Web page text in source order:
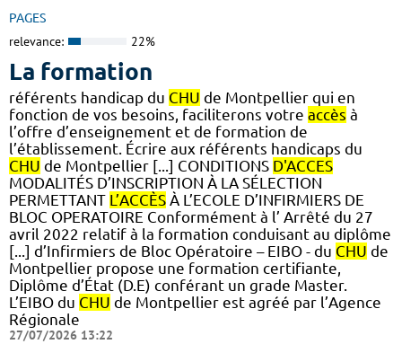
PAGES
relevance: 22%
La formation
référents handicap du CHU de Montpellier qui en
fonction de vos besoins, faciliterons votre accès à
l’offre d’enseignement et de formation de
l’établissement. Écrire aux référents handicaps du
CHU de Montpellier [...] CONDITIONS D'ACCES
MODALITÉS D’INSCRIPTION À LA SÉLECTION
PERMETTANT L’ACCÈS À L’ECOLE D’INFIRMIERS DE
BLOC OPERATOIRE Conformément à l’ Arrêté du 27
avril 2022 relatif à la formation conduisant au diplôme
[...] d’Infirmiers de Bloc Opératoire – EIBO - du CHU de
Montpellier propose une formation certifiante,
Diplôme d’État (D.E) conférant un grade Master.
L’EIBO du CHU de Montpellier est agréé par l’Agence
Régionale
27/07/2026 13:22